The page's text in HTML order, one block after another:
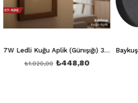
7W Ledli Kuğu Aplik (Günışığı) 3200K Eskitme Ct 5212
₺448,80
₺1.020,00